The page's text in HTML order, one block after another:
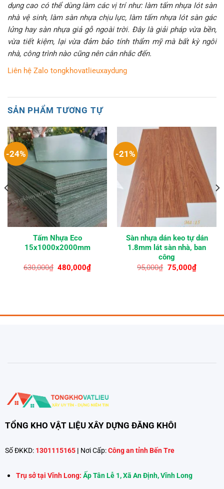
dụng cao có thể dùng làm các vị trí như: làm tấm nhựa lót sàn
nhà vệ sinh, làm sàn nhựa chịu lực, làm tấm nhựa lót sàn gác
lửng hay sàn nhựa giả gỗ ngoài trời. Đây là giải pháp vừa bền,
vừa tiết kiệm, lại vừa đảm bảo tính thẩm mỹ mà bất kỳ ngôi
nhà, công trình nào cũng nên cân nhắc đến.
Liên hệ Zalo tongkhovatlieuxaydung
SẢN PHẨM TƯƠNG TỰ
-24%
Tấm Nhựa Eco
15x1000x2000mm
630,000₫ Giá
480,000₫Giá
-21%
Sàn nhựa dán keo tự dán
1.8mm lát sàn nhà, ban
công
95,000₫ Giá
gốc
75,000₫Giá
hiện
TỔNG KHO VẬT LIỆU XÂY DỰNG ĐĂNG KHÔI
Số ĐKKD: 1301115165 | Nơi Cấp: Công an tỉnh Bến Tre
Trụ sở tại Vĩnh Long: Ấp Tân Lễ 1, Xã An Định, Vĩnh Long